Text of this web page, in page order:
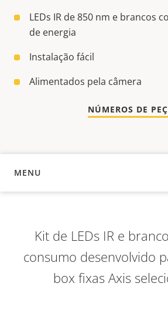
LEDs IR de 850 nm e brancos
de energia
Instalação fácil
Alimentados pela câmera
NÚMEROS DE
MENU
VISÃO GERAL
Kit de LEDs IR e
consumo desenvolvido
box fixas Axis